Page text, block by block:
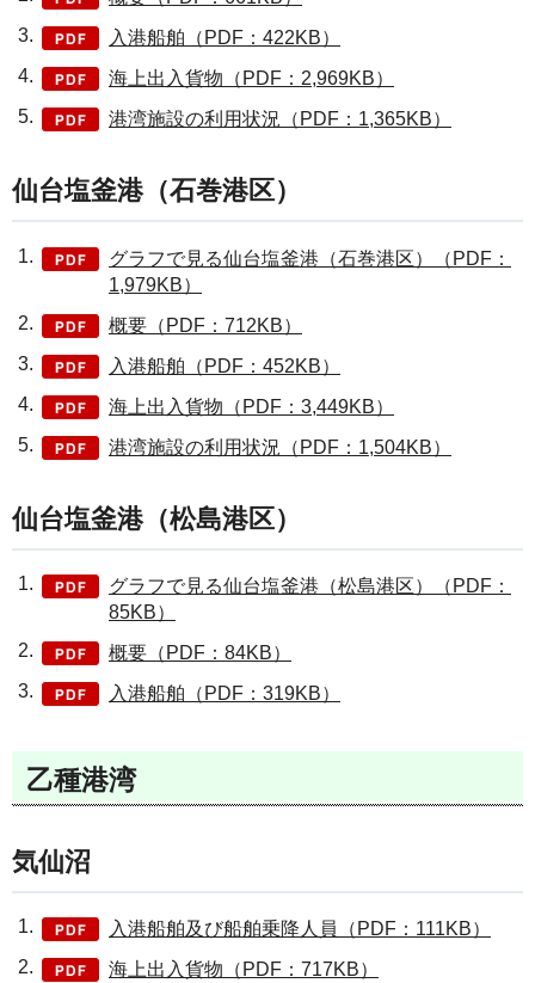
入港船舶（PDF：422KB）
海上出入貨物（PDF：2,969KB）
港湾施設の利用状況（PDF：1,365KB）
仙台塩釜港（石巻港区）
グラフで見る仙台塩釜港（石巻港区）（PDF：
1,979KB）
概要（PDF：712KB）
入港船舶（PDF：452KB）
海上出入貨物（PDF：3,449KB）
港湾施設の利用状況（PDF：1,504KB）
仙台塩釜港（松島港区）
グラフで見る仙台塩釜港（松島港区）（PDF：
85KB）
概要（PDF：84KB）
入港船舶（PDF：319KB）
乙種港湾
気仙沼
入港船舶及び船舶乗降人員（PDF：111KB）
海上出入貨物（PDF：717KB）